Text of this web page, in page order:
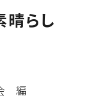
晴らし
編